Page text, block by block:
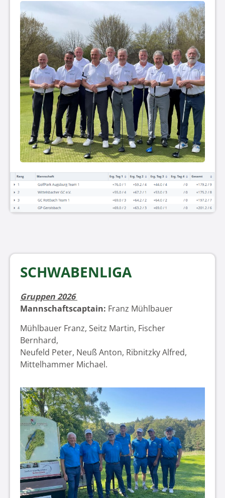
SCHWABENLIGA
Gruppen 2026
Mannschaftscaptain: Franz Mühlbauer
Mühlbauer Franz, Seitz Martin, Fischer
Bernhard,
Neufeld Peter, Neuß Anton, Ribnitzky Alfred,
Mittelhammer Michael.